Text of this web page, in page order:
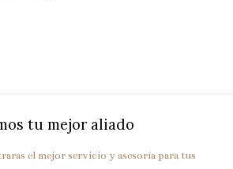
tu mejor aliado
el mejor servicio y asesoría para tus